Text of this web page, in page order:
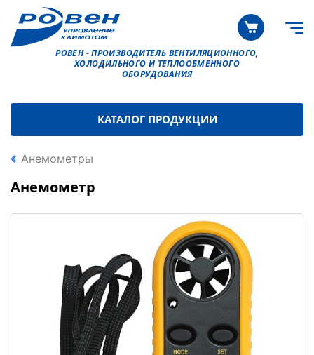
РОВЕН - ПРОИЗВОДИТЕЛЬ ВЕНТИЛЯЦИОННОГО,
ХОЛОДИЛЬНОГО И ТЕПЛООБМЕННОГО
ОБОРУДОВАНИЯ
КАТАЛОГ ПРОДУКЦИИ
Анемометры
Анемометр